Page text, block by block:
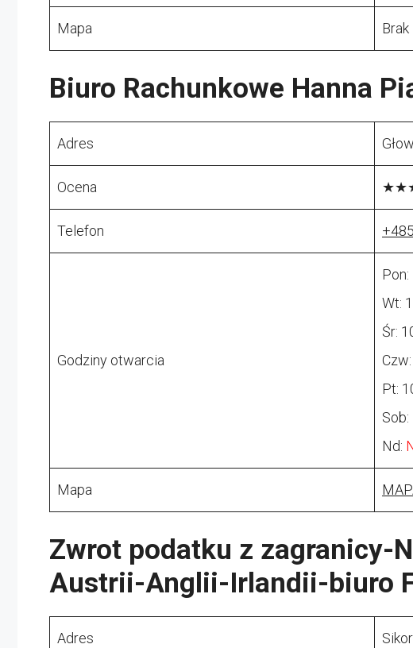
Mapa Brak
Biuro Rachunkowe Hanna
Adres
Ocena
Telefon
Godziny otwarcia
Wt:
Śr:
Pt:
Nd:
Mapa
Zwrot podatku z zagranicy-
Austrii-Anglii-Irlandii-biuro
Adres